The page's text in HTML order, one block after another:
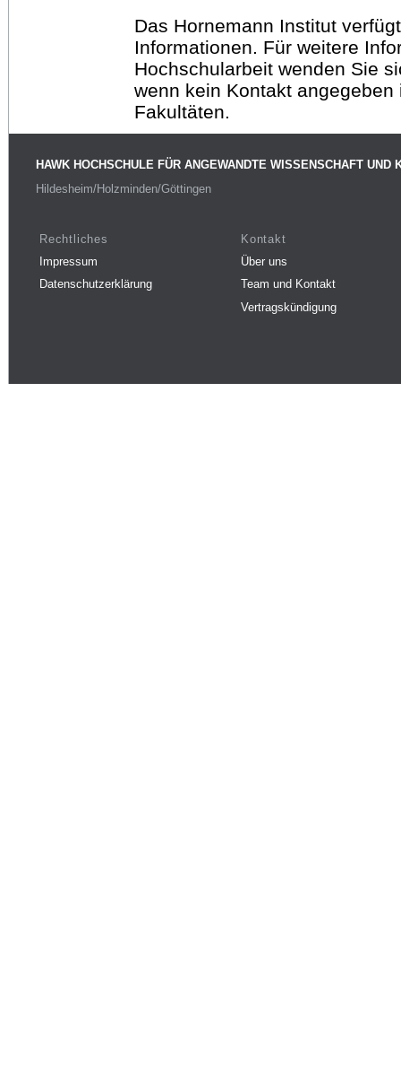
Das Hornemann Institut
Informationen. Für weitere
Hochschularbeit wenden Sie
wenn kein Kontakt
Fakultäten.
HAWK HOCHSCHULE FÜR ANGEWANDTE WISSENSCHAFT UND
Hildesheim/Holzminden/Göttingen
Rechtliches
Impressum
Datenschutzerklärung
Kontakt
Über uns
Team und Kontakt
Vertragskündigung